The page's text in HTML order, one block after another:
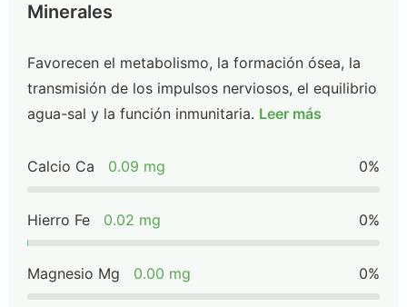
Minerales
Favorecen el metabolismo, la formación ósea, la
transmisión de los impulsos nerviosos, el equilibrio
agua-sal y la función inmunitaria. Leer más
Calcio Ca 0.09 mg 0%
Hierro Fe 0.02 mg 0%
Magnesio Mg 0.00 mg 0%